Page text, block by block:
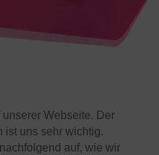
Webseite. Der
ist uns sehr wichtig.
auf, wie wir